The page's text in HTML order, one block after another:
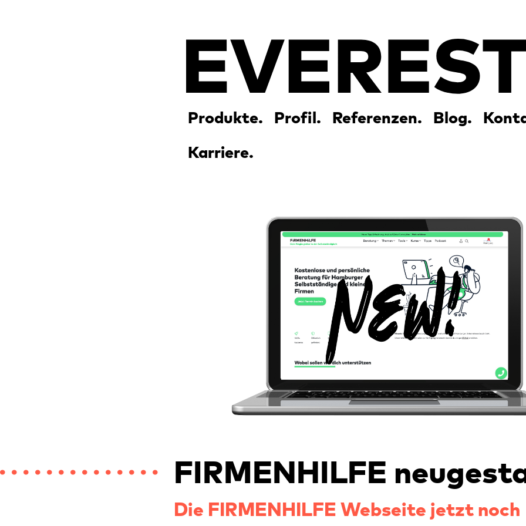
Produkte. Profil. Referenzen. Blog.
Karriere.
FIRMENHILFE
Die FIRMENHILFE Webseite jetzt noch